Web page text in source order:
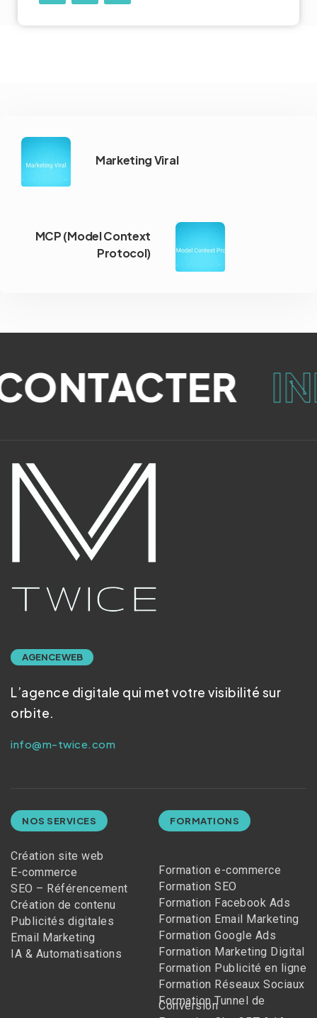
Marketing Viral
MCP (Model Context
Protocol)
AGENCE WEB
L’agence digitale qui met votre visibilité sur
orbite.
info@m-twice.com
NOS SERVICES
Création site web
E-commerce
SEO – Référencement
Création de contenu
Publicités digitales
Email Marketing
IA & Automatisations
FORMATIONS
Formation e-commerce
Formation SEO
Formation Facebook Ads
Formation Email Marketing
Formation Google Ads
Formation Marketing Digital
Formation Publicité en ligne
Formation Réseaux Sociaux
Formation Tunnel de
Conversion